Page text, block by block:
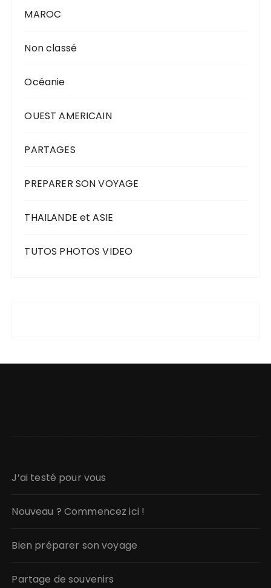
MAROC
Non classé
Océanie
OUEST AMERICAIN
PARTAGES
PREPARER SON VOYAGE
THAILANDE et ASIE
TUTOS PHOTOS VIDEO
J’ai testé pour vous
Nouveau ? Commencez ici !
Bien préparer son voyage
Partage de souvenirs